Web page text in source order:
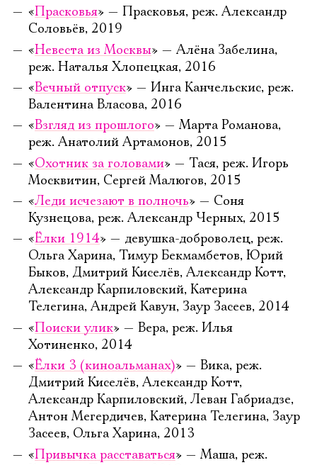
«Прасковья» — Прасковья, реж. Александр
Соловьёв, 2019
«Невеста из Москвы» — Алёна Забелина,
реж. Наталья Хлопецкая, 2016
«Вечный отпуск» — Инга Канчельскис, реж.
Валентина Власова, 2016
«Взгляд из прошлого» — Марта Романова,
реж. Анатолий Артамонов, 2015
«Охотник за головами» — Тася, реж. Игорь
Москвитин, Сергей Малюгов, 2015
«Леди исчезают в полночь» — Соня
Кузнецова, реж. Александр Черных, 2015
«Ёлки 1914» — девушка-доброволец, реж.
Ольга Харина, Тимур Бекмамбетов, Юрий
Быков, Дмитрий Киселёв, Александр Котт,
Александр Карпиловский, Катерина
Телегина, Андрей Кавун, Заур Засеев, 2014
«Поиски улик» — Вера, реж. Илья
Хотиненко, 2014
«Ёлки 3 (киноальманах)» — Вика, реж.
Дмитрий Киселёв, Александр Котт,
Александр Карпиловский, Леван Габриадзе,
Антон Мегердичев, Катерина Телегина, Заур
Засеев, Ольга Харина, 2013
«Привычка расставаться» — Маша, реж.